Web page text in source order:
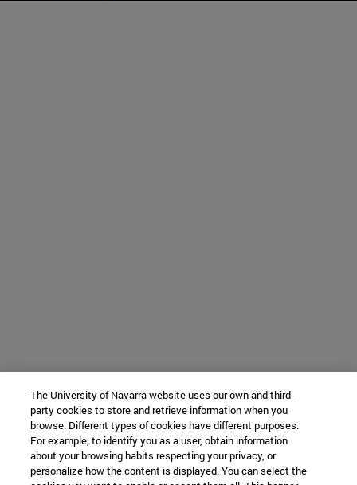
The University of Navarra website uses our own and third-
party cookies to store and retrieve information when you
browse. Different types of cookies have different purposes.
For example, to identify you as a user, obtain information
about your browsing habits respecting your privacy, or
personalize how the content is displayed. You can select the